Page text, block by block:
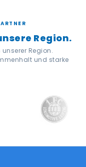
Region.
unserer Region.
und starke